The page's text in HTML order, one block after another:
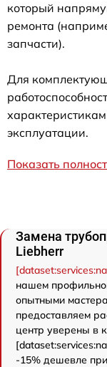
который
ремонта
запчасти).
Для
эксплуатации.
Показать
Замена
Liebherr
нашем
опытными
предоставляем
центр уверены в
-15% дешевле